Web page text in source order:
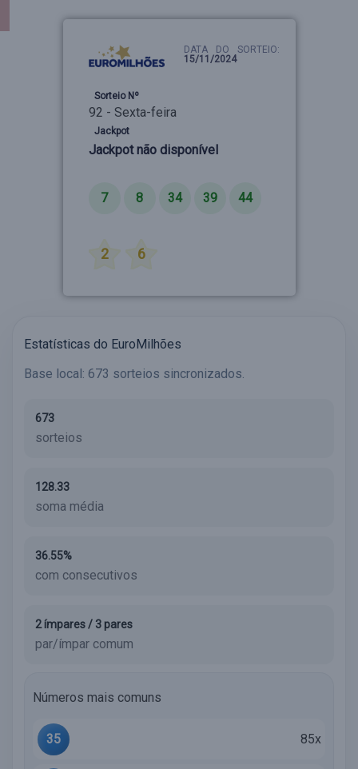
DATA DO SORTEIO:
15/11/2024
Sorteio Nº
92 - Sexta-feira
Jackpot
Jackpot não disponível
7 8 34 39 44
2 6
Estatísticas do EuroMilhões
Base local: 673 sorteios sincronizados.
673
sorteios
128.33
soma média
36.55%
com consecutivos
2 ímpares / 3 pares
par/ímpar comum
Números mais comuns
35 85x